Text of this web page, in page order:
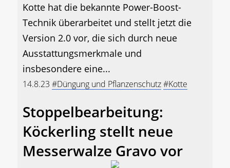
Kotte hat die bekannte Power-Boost-
Technik überarbeitet und stellt jetzt die
Version 2.0 vor, die sich durch neue
Ausstattungsmerkmale und
insbesondere eine...
14.8.23 #Düngung und Pflanzenschutz#Kotte
Stoppelbearbeitung:
Köckerling stellt neue
Messerwalze Gravo vor